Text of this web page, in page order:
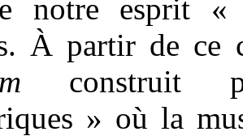
notre esprit «
À partir de ce
construit
» où la